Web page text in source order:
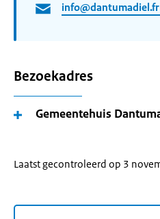
info@dantumadiel.frl
Bezoekadres
Gemeentehuis
Laatst gecontroleerd op 3